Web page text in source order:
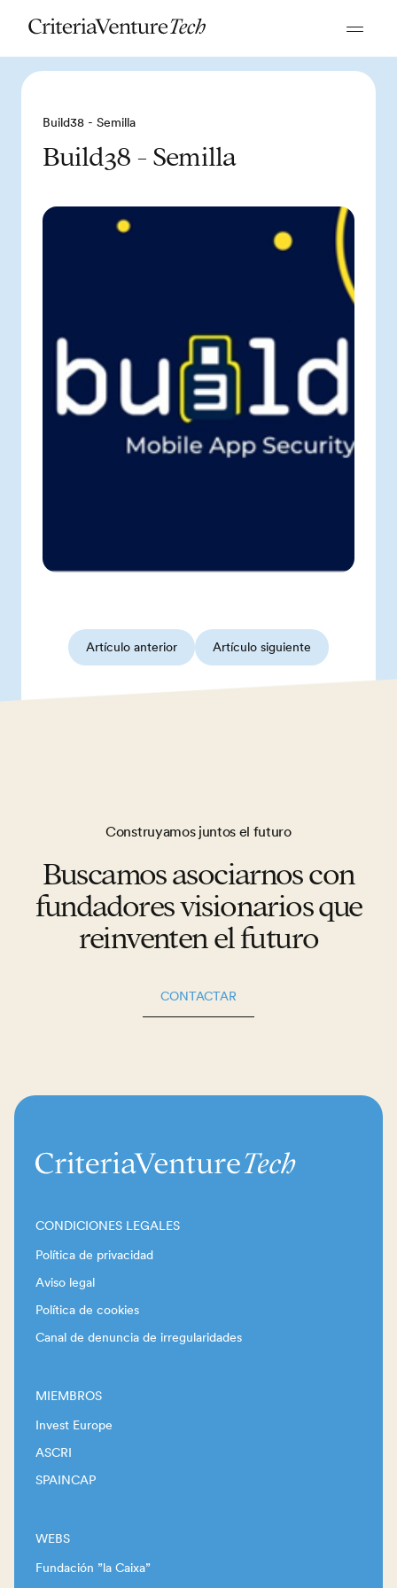
Build38 - Semilla
Build38 - Semilla
Artículo anterior Artículo siguiente
Construyamos juntos el futuro
Buscamos asociarnos con
fundadores visionarios que
reinventen el futuro
CONTACTAR
CONDICIONES LEGALES
Política de privacidad
Aviso legal
Política de cookies
Canal de denuncia de irregularidades
MIEMBROS
Invest Europe
ASCRI
SPAINCAP
WEBS
Fundación ”la Caixa”